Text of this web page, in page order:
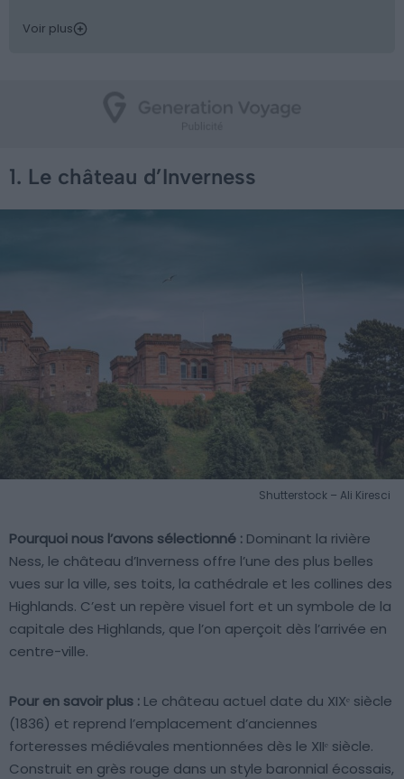
Voir plus
1. Le château d’Inverness
Shutterstock – Ali Kiresci
Pourquoi nous l’avons sélectionné : Dominant la rivière
Ness, le château d’Inverness offre l’une des plus belles
vues sur la ville, ses toits, la cathédrale et les collines des
Highlands. C’est un repère visuel fort et un symbole de la
capitale des Highlands, que l’on aperçoit dès l’arrivée en
centre-ville.
Pour en savoir plus : Le château actuel date du XIXᵉ siècle
(1836) et reprend l’emplacement d’anciennes
forteresses médiévales mentionnées dès le XIIᵉ siècle.
Construit en grès rouge dans un style baronnial écossais,